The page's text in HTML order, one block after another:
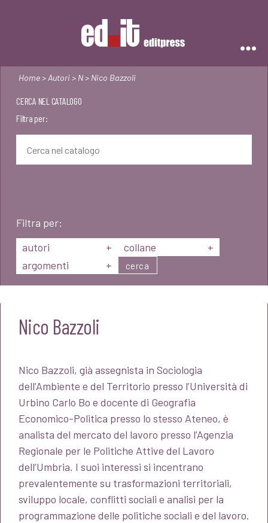
Home> Autori> N> Nico Bazzoli
CERCA NEL CATALOGO
Filtra per:
Filtra per:
autori
+ collane
+
argomenti
+ cerca
Nico Bazzoli
Nico Bazzoli, già assegnista in Sociologia
dell’Ambiente e del Territorio presso l’Università di
Urbino Carlo Bo e docente di Geografia
Economico-Politica presso lo stesso Ateneo, è
analista del mercato del lavoro presso l’Agenzia
Regionale per le Politiche Attive del Lavoro
dell’Umbria. I suoi interessi si incentrano
prevalentemente su trasformazioni territoriali,
sviluppo locale, conflitti sociali e analisi per la
programmazione delle politiche sociali e del lavoro.